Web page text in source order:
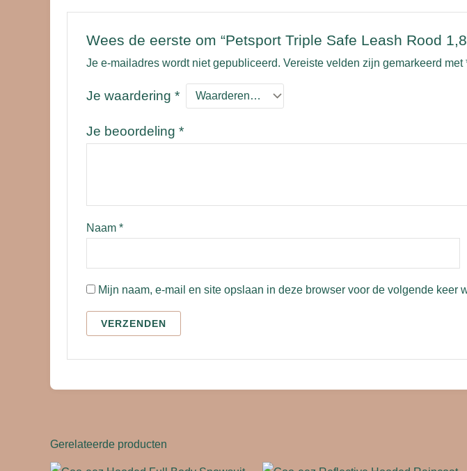
Wees de eerste om “Petsport Triple Safe Leash Rood
Je e-mailadres wordt niet gepubliceerd. Vereiste velden zijn gemarkeerd met
Je waardering *
Je beoordeling *
Naam *
Mijn naam, e-mail en site opslaan in deze browser voor de volgende keer
Gerelateerde producten